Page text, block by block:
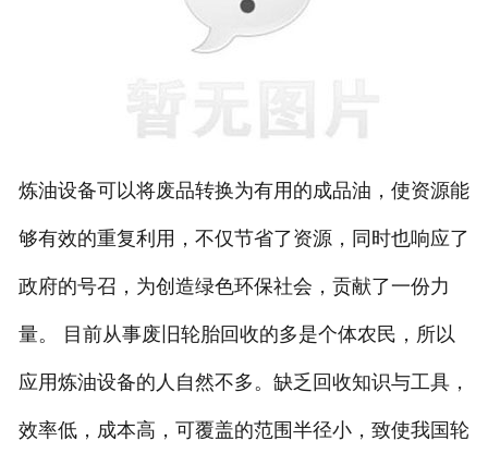
资质荣誉
联系我们
炼油设备可以将废品转换为有用的成品油，使资源能
够有效的重复利用，不仅节省了资源，同时也响应了
政府的号召，为创造绿色环保社会，贡献了一份力
量。 目前从事废旧轮胎回收的多是个体农民，所以
应用炼油设备的人自然不多。缺乏回收知识与工具，
效率低，成本高，可覆盖的范围半径小，致使我国轮